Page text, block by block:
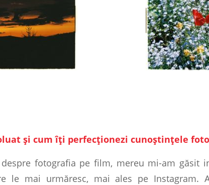
şi cum îţi perfecţionezi cunoştinţele
fotografia pe film, mereu mi-am găsit
le mai urmăresc, mai ales pe Instagram.